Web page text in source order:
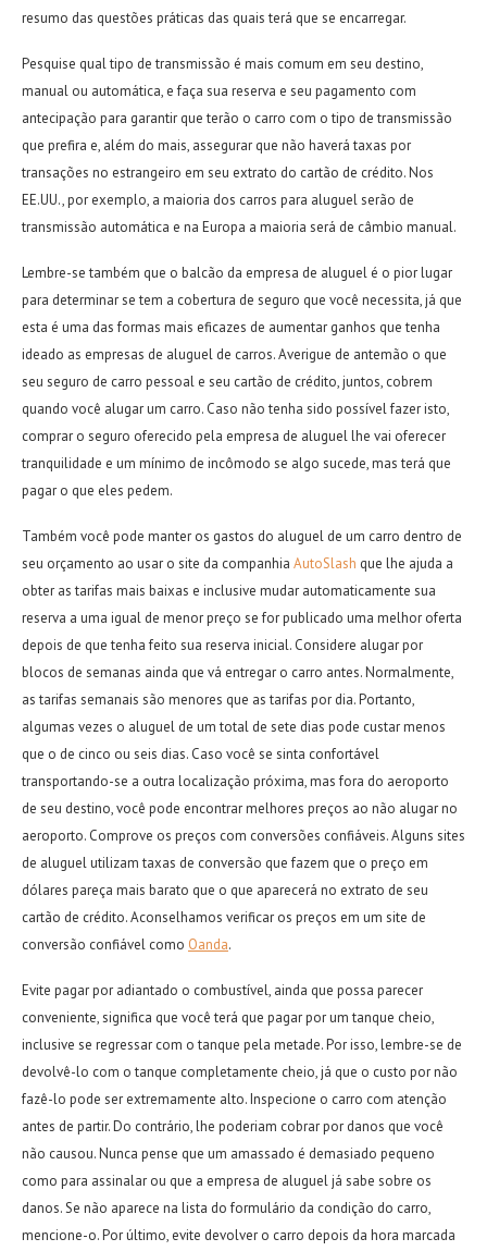
resumo das questões práticas das quais terá que se encarregar.
Pesquise qual tipo de transmissão é mais comum em seu destino,
manual ou automática, e faça sua reserva e seu pagamento com
antecipação para garantir que terão o carro com o tipo de transmissão
que prefira e, além do mais, assegurar que não haverá taxas por
transações no estrangeiro em seu extrato do cartão de crédito. Nos
EE.UU., por exemplo, a maioria dos carros para aluguel serão de
transmissão automática e na Europa a maioria será de câmbio manual.
Lembre-se também que o balcão da empresa de aluguel é o pior lugar
para determinar se tem a cobertura de seguro que você necessita, já que
esta é uma das formas mais eficazes de aumentar ganhos que tenha
ideado as empresas de aluguel de carros. Averigue de antemão o que
seu seguro de carro pessoal e seu cartão de crédito, juntos, cobrem
quando você alugar um carro. Caso não tenha sido possível fazer isto,
comprar o seguro oferecido pela empresa de aluguel lhe vai oferecer
tranquilidade e um mínimo de incômodo se algo sucede, mas terá que
pagar o que eles pedem.
Também você pode manter os gastos do aluguel de um carro dentro de
seu orçamento ao usar o site da companhia AutoSlash que lhe ajuda a
obter as tarifas mais baixas e inclusive mudar automaticamente sua
reserva a uma igual de menor preço se for publicado uma melhor oferta
depois de que tenha feito sua reserva inicial. Considere alugar por
blocos de semanas ainda que vá entregar o carro antes. Normalmente,
as tarifas semanais são menores que as tarifas por dia. Portanto,
algumas vezes o aluguel de um total de sete dias pode custar menos
que o de cinco ou seis dias. Caso você se sinta confortável
transportando-se a outra localização próxima, mas fora do aeroporto
de seu destino, você pode encontrar melhores preços ao não alugar no
aeroporto. Comprove os preços com conversões confiáveis. Alguns sites
de aluguel utilizam taxas de conversão que fazem que o preço em
dólares pareça mais barato que o que aparecerá no extrato de seu
cartão de crédito. Aconselhamos verificar os preços em um site de
conversão confiável como Oanda.
Evite pagar por adiantado o combustível, ainda que possa parecer
conveniente, significa que você terá que pagar por um tanque cheio,
inclusive se regressar com o tanque pela metade. Por isso, lembre-se de
devolvê-lo com o tanque completamente cheio, já que o custo por não
fazê-lo pode ser extremamente alto. Inspecione o carro com atenção
antes de partir. Do contrário, lhe poderiam cobrar por danos que você
não causou. Nunca pense que um amassado é demasiado pequeno
como para assinalar ou que a empresa de aluguel já sabe sobre os
danos. Se não aparece na lista do formulário da condição do carro,
mencione-o. Por último, evite devolver o carro depois da hora marcada